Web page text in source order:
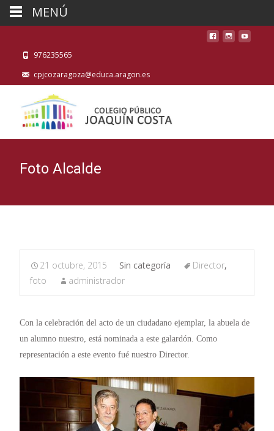
976235565
cpjcozaragoza@educa.aragon.es
Foto Alcalde
21 octubre, 2015 Sin categoría Director,
foto
administrador
Con la celebración del acto de un ciudadano ejemplar, la abuela de
un alumno nuestro, está nominada a este galardón. Como
representación a este evento fué nuestro Director.
MENÚ